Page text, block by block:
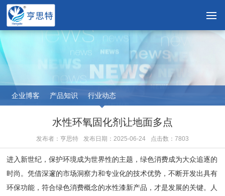
企业博客 产品知识 行业动态
水性环氧固化剂让地面多点
发布者：亨思特 发布日期：2025-06-24 点击数：7803
进入新世纪，保护环境成为世界性的主题，绿色消费成为大众追逐的
时尚。凭借深邃的市场洞察力和专业化的技术优势，不断开发出具有
环保功能，符合绿色消费概念的水性漆新产品，才是发展的关键。人